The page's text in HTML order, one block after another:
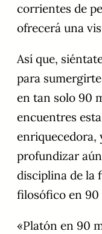
corrientes de
ofrecerá una
Así que,
para
en tan solo 90
encuentres
enriquecedora,
profundizar
disciplina de la
filosófico en 90
«Platón en 90